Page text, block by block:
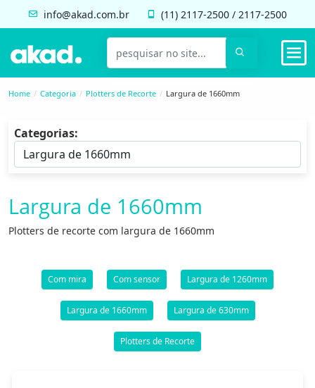
info@akad.com.br (11) 2117-2500 / 2117-2500
Home Categoria Plotters de Recorte Largura de 1660mm
Categorias:
Largura de 1660mm
Plotters de recorte com largura de 1660mm
Com mira Com sensor Largura de 1260mm
Largura de 1660mm Largura de 630mm
Plotters de Recorte